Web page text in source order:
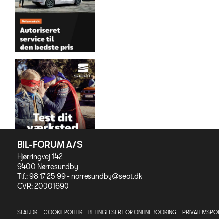
BIL-FORUM A/S
Hjørringvej 142
9400 Nørresundby
Tlf.: 98 17 25 99 - norresundby@seat.dk
CVR: 20001690
SEAT.DK COOKIEPOLITIK BETINGELSER FOR ONLINE BOOKING